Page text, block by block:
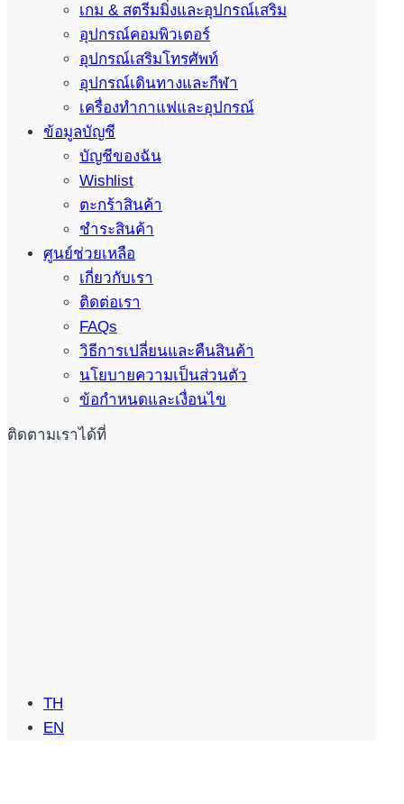
เกม & สตรีมมิ่งและอุปกรณ์เสริม
อุปกรณ์คอมพิวเตอร์
อุปกรณ์เสริมโทรศัพท์
อุปกรณ์เดินทางและกีฬา
เครื่องทำกาแฟและอุปกรณ์
ข้อมูลบัญชี
บัญชีของฉัน
Wishlist
ตะกร้าสินค้า
ชำระสินค้า
ศูนย์ช่วยเหลือ
เกี่ยวกับเรา
ติดต่อเรา
FAQs
วิธีการเปลี่ยนและคืนสินค้า
นโยบายความเป็นส่วนตัว
ข้อกำหนดและเงื่อนไข
ติดตามเราได้ที่
TH
EN